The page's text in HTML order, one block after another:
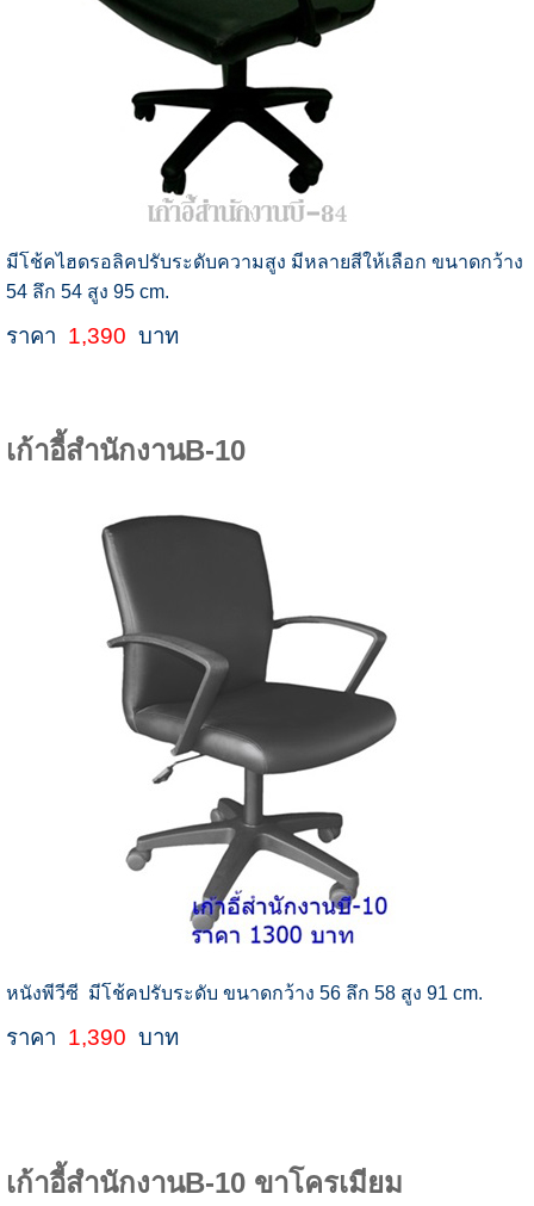
มีโช้คไฮดรอลิคปรับระดับความสูง มีหลายสีให้เลือก ขนาดกว้าง
54 ลึก 54 สูง 95 cm.
ราคา 1,390 บาท
เก้าอี้สำนักงานB-10
หนังพีวีซี มีโช้คปรับระดับ ขนาดกว้าง 56 ลึก 58 สูง 91 cm.
ราคา 1,390 บาท
เก้าอี้สำนักงานB-10 ขาโครเมียม